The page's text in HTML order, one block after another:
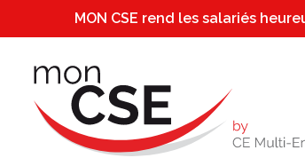
MON CSE rend les salariés
ou ESC pour fermer